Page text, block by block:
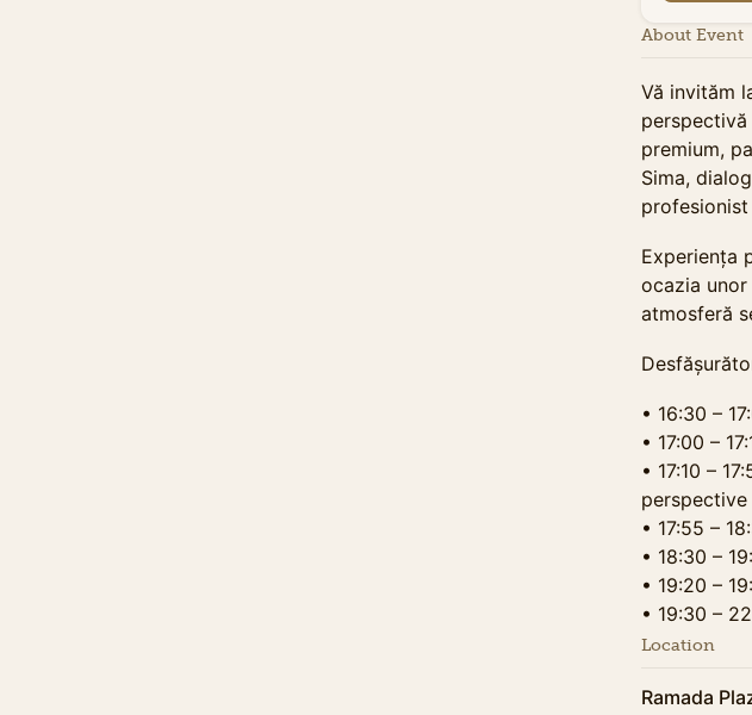
About Event
Vă invităm
premium,
Sima,
Experiența
ocazia
atmosferă
• 16:30 –
• 17:00 –
• 17:10 –
• 17:55 –
• 18:30 –
• 19:20 –
• 19:30 –
Location
Ramada